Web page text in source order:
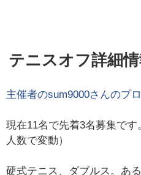
テニスオフ詳細
主催者のsum9000さんのプ
現在11名で先着3名募集で
人数で変動）
硬式テニス、ダブルス。あ